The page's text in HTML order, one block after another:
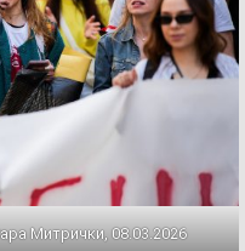
Митрички, 08.03.2026